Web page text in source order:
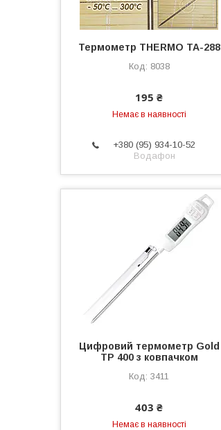
Термометр THERMO TA-288
8038
195 ₴
Немає в наявності
+380 (95) 934-10-52
Водафон
Цифровий термометр Gold
TP 400 з ковпачком
3411
403 ₴
Немає в наявності